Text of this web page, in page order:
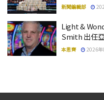
新聞編輯部
Light &
Smith 出任
本思齊 2026